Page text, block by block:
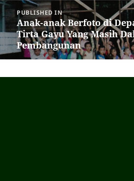
Post
navigation
PUBLISHED IN
Anak-anak Berfoto di
Tirta Gayu Yang Masih
Pembangunan